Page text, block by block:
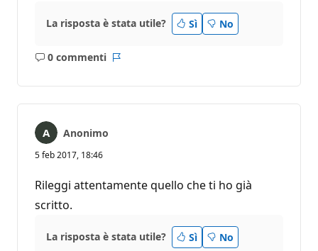
La risposta è stata utile? Sì No
0 commenti
Nessun
Anonimo
5 feb 2017, 18:46
Rileggi attentamente quello che ti ho già
scritto.
La risposta è stata utile? Sì No